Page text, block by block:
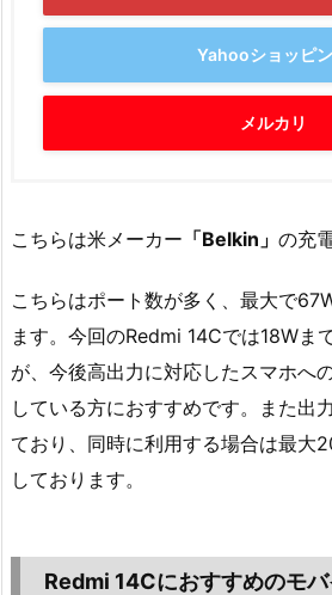
Yahooショッピ
メルカリ
こちらは米メーカー 「Belkin」 の充
こちらはポート数が多く、最大で
ます。今回のRedmi 14Cでは18Wま
が、今後高出力に対応したスマホへ
している方におすすめです。また出
ており、同時に利用する場合は最大
しております。
Redmi 14Cにおすすめのモ